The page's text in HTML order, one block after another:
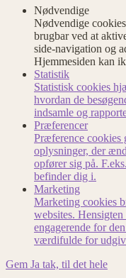
Nødvendige
Nødvendige
brugbar ved at
side-navigation og
Hjemmesiden kan
Statistik
Statistisk cookies
hvordan de
indsamle og
Præferencer
Præference cookies
oplysninger, der
opfører sig på.
befinder dig i.
Marketing
Marketing cookies
websites. Hensigten
engagerende for
værdifulde for
Gem Ja tak, til det hele